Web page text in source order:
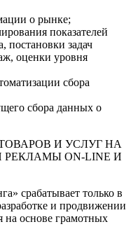
о рынке;
показателей
постановки задач
оценки уровня
сбора
сбора данных о
И УСЛУГ НА
ON-LINE И
срабатывает только в
и продвижении
на основе грамотных